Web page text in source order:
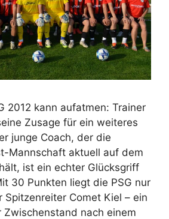
2012 kann aufatmen: Trainer
Zusage für ein weiteres
junge Coach, der die
Mannschaft aktuell auf dem
ist ein echter Glücksgriff
30 Punkten liegt die PSG nur
Spitzenreiter Comet Kiel – ein
Zwischenstand nach einem